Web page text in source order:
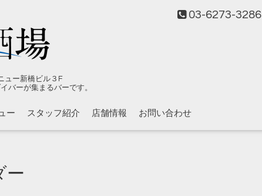
03-6273-3286
ュー新橋ビル３F
バーが集まるバーです。
ー スタッフ紹介 店舗情報 お問い合わせ
ー